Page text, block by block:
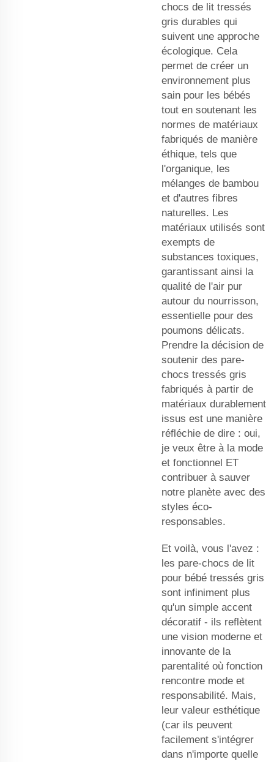
chocs de lit tressés
gris durables qui
suivent une approche
écologique. Cela
permet de créer un
environnement plus
sain pour les bébés
tout en soutenant les
normes de matériaux
fabriqués de manière
éthique, tels que
l'organique, les
mélanges de bambou
et d'autres fibres
naturelles. Les
matériaux utilisés sont
exempts de
substances toxiques,
garantissant ainsi la
qualité de l'air pur
autour du nourrisson,
essentielle pour des
poumons délicats.
Prendre la décision de
soutenir des pare-
chocs tressés gris
fabriqués à partir de
matériaux durablement
issus est une manière
réfléchie de dire : oui,
je veux être à la mode
et fonctionnel ET
contribuer à sauver
notre planète avec des
styles éco-
responsables.
Et voilà, vous l'avez :
les pare-chocs de lit
pour bébé tressés gris
sont infiniment plus
qu'un simple accent
décoratif - ils reflètent
une vision moderne et
innovante de la
parentalité où fonction
rencontre mode et
responsabilité. Mais,
leur valeur esthétique
(car ils peuvent
facilement s'intégrer
dans n'importe quelle